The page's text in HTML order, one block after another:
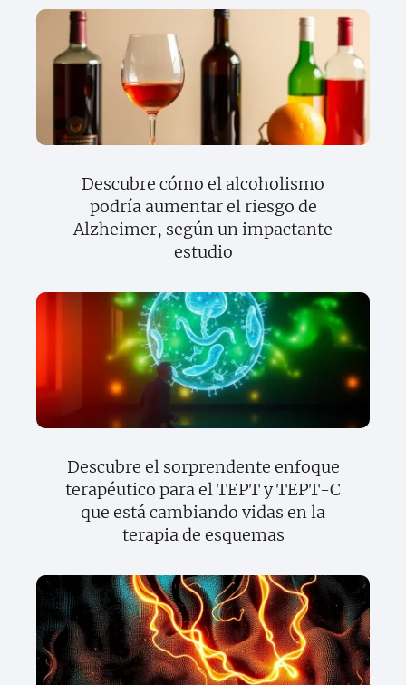
Descubre cómo el alcoholismo
podría aumentar el riesgo de
Alzheimer, según un impactante
estudio
Descubre el sorprendente enfoque
terapéutico para el TEPT y TEPT-C
que está cambiando vidas en la
terapia de esquemas